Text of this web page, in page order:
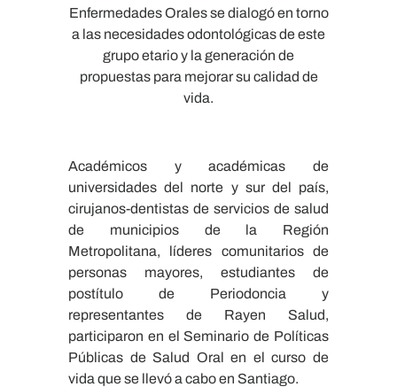
Enfermedades Orales se dialogó en torno
a las necesidades odontológicas de este
grupo etario y la generación de
propuestas para mejorar su calidad de
vida.
Académicos y académicas de
universidades del norte y sur del país,
cirujanos-dentistas de servicios de salud
de municipios de la Región
Metropolitana, líderes comunitarios de
personas mayores, estudiantes de
postítulo de Periodoncia y
representantes de Rayen Salud,
participaron en el Seminario de Políticas
Públicas de Salud Oral en el curso de
vida que se llevó a cabo en Santiago.